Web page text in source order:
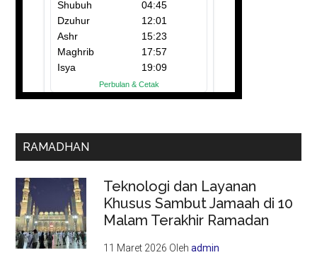
RAMADHAN
Teknologi dan Layanan
Khusus Sambut Jamaah di 10
Malam Terakhir Ramadan
11 Maret 2026 Olehadmin